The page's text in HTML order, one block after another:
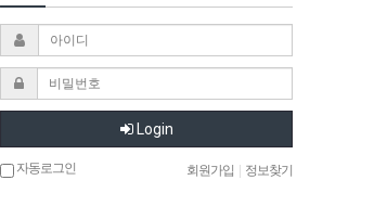
Login
자동로그인 회원가입 정보찾기